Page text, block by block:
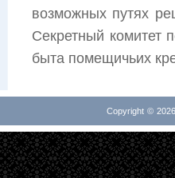
возможных путях
Секретный комитет
быта помещичьих
Copyright ©